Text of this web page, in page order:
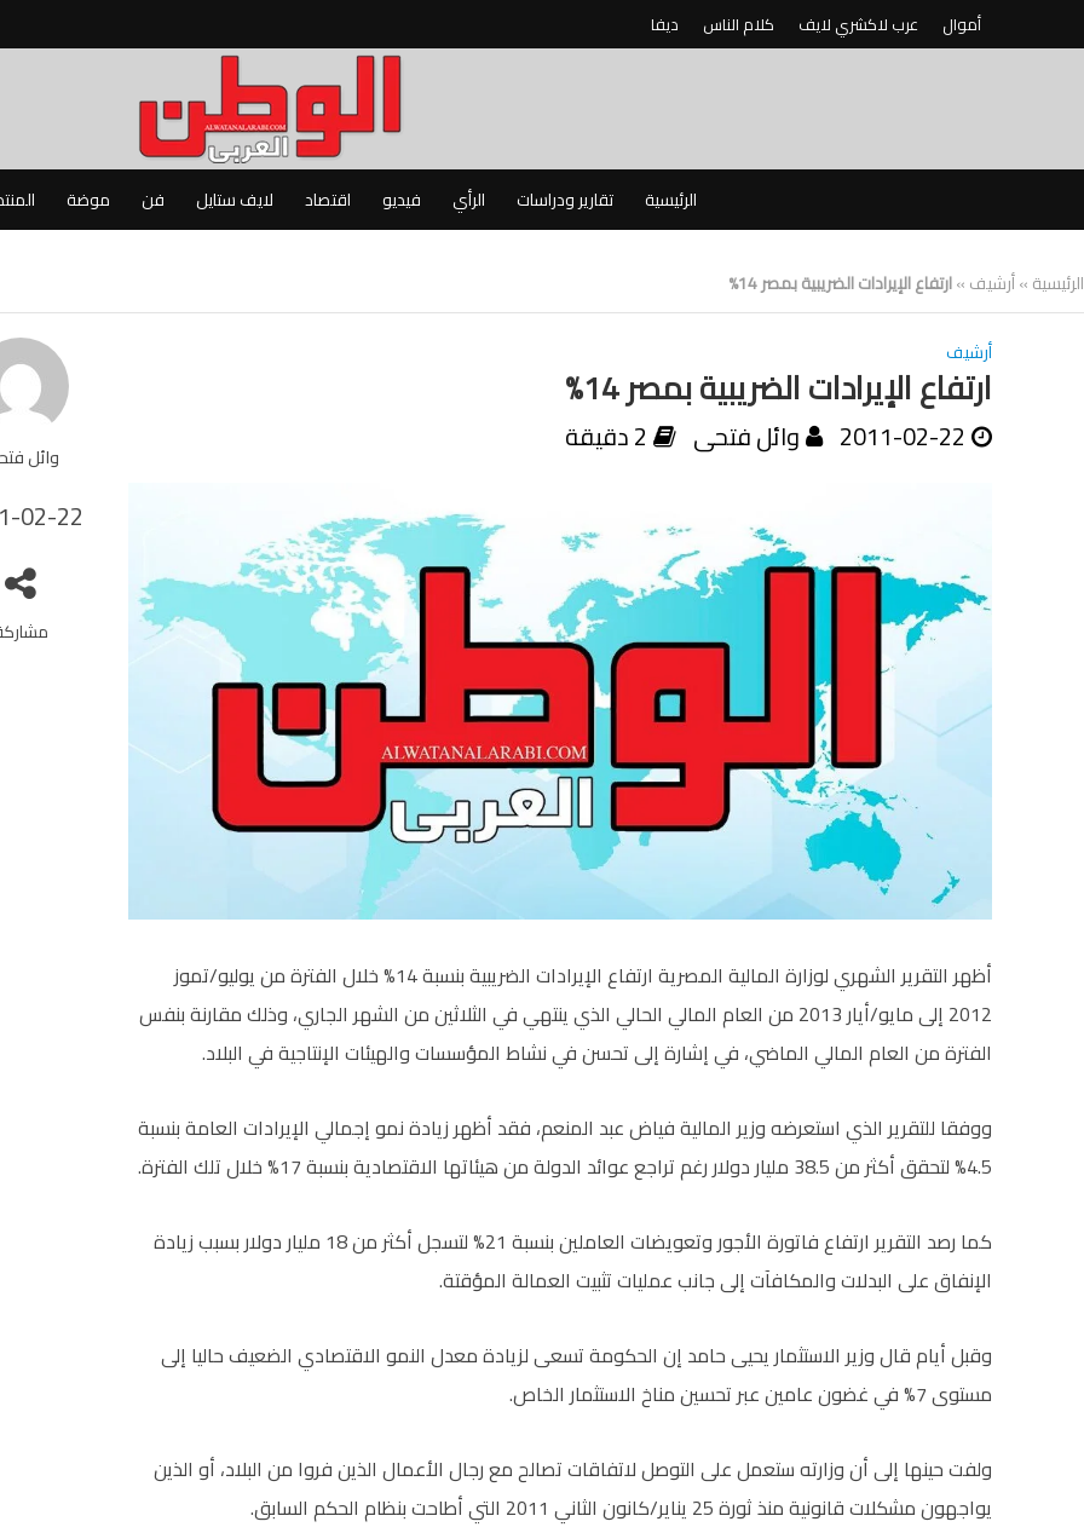
أموال عرب لاكشري لايف كلام الناس ديفا
الرئيسية تقارير ودراسات الرأي فيديو اقتصاد لايف ستايل فن موضة
الرئيسية»أرشيف»ارتفاع الإيرادات الضريبية بمصر 14%
وائل
02-22
أرشيف
ارتفاع الإيرادات الضريبية بمصر 14%
2011-02-22 وائل فتحى 2 دقيقة
أظهر التقرير الشهري لوزارة المالية المصرية ارتفاع الإيرادات الضريبية بنسبة 14% خلال الفترة من يوليو/تموز
2012 إلى مايو/أيار 2013 من العام المالي الحالي الذي ينتهي في الثلاثين من الشهر الجاري، وذلك مقارنة بنفس
الفترة من العام المالي الماضي، في إشارة إلى تحسن في نشاط المؤسسات والهيئات الإنتاجية في البلاد.
ووفقا للتقرير الذي استعرضه وزير المالية فياض عبد المنعم، فقد أظهر زيادة نمو إجمالي الإيرادات العامة بنسبة
4.5% لتحقق أكثر من 38.5 مليار دولار رغم تراجع عوائد الدولة من هيئاتها الاقتصادية بنسبة 17% خلال تلك الفترة.
كما رصد التقرير ارتفاع فاتورة الأجور وتعويضات العاملين بنسبة 21% لتسجل أكثر من 18 مليار دولار بسبب زيادة
الإنفاق على البدلات والمكافآت إلى جانب عمليات تثبيت العمالة المؤقتة.
وقبل أيام قال وزير الاستثمار يحيى حامد إن الحكومة تسعى لزيادة معدل النمو الاقتصادي الضعيف حاليا إلى
مستوى 7% في غضون عامين عبر تحسين مناخ الاستثمار الخاص.
ولفت حينها إلى أن وزارته ستعمل على التوصل لاتفاقات تصالح مع رجال الأعمال الذين فروا من البلاد، أو الذين
يواجهون مشكلات قانونية منذ ثورة 25 يناير/كانون الثاني 2011 التي أطاحت بنظام الحكم السابق.